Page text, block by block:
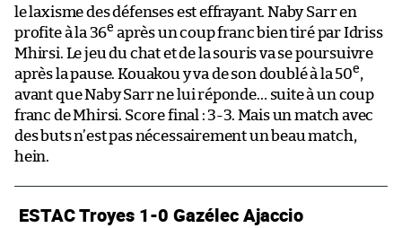
le laxisme des défenses est effrayant. Naby Sarr en
profite à la 36e après un coup franc bien tiré par Idriss
Mhirsi. Le jeu du chat et de la souris va se poursuivre
après la pause. Kouakou y va de son doublé à la 50e,
avant que Naby Sarr ne lui réponde… suite à un coup
franc de Mhirsi. Score final : 3-3. Mais un match avec
des buts n’est pas nécessairement un beau match,
hein.
ESTAC Troyes 1-0 Gazélec Ajaccio